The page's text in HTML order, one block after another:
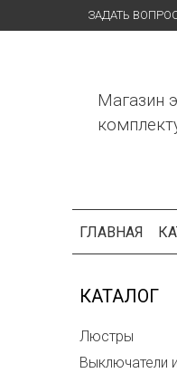
ЗАДАТЬ
Магазин
ГЛАВНАЯ
КАТАЛОГ
Люстры
Выключатели